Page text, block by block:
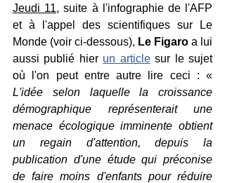
Jeudi 11, suite à l'infographie de l'AFP
et à l'appel des scientifiques sur Le
Monde (voir ci-dessous), Le Figaro a lui
aussi publié hier un article sur le sujet
L'idée selon laquelle la croissance
démographique représenterait une
menace écologique imminente obtient
un regain d'attention, depuis la
publication d'une étude qui préconise
de faire moins d'enfants pour réduire